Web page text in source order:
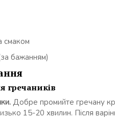
смаком
бажанням)
гречаників
Добре промийте гречану
15-20 хвилин. Після